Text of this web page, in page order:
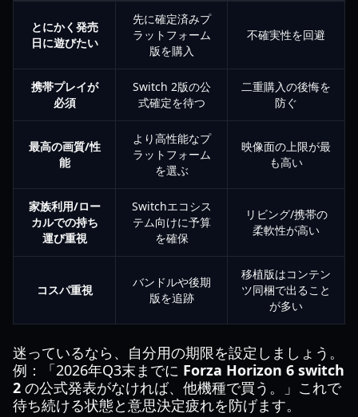
とにかく発売
日に遊びたい
先に確定済みプ
ラットフォーム
版を購入
不確実性を回避
携帯プレイが
必須
Switch 2版の公
式確定を待つ
二重購入の後悔を
防ぐ
最高の画質/性
能
より高性能なプ
ラットフォーム
を選ぶ
映像面の上限が最
も高い
家族利用/ロー
カルでの持ち
運び重視
Switchエコシス
テム向けに予算
を確保
リビング/携帯の
柔軟性が高い
コスパ重視
バンドルや後期
版を追跡
移植版はコンテン
ツ同梱で出ること
が多い
迷っているなら、自分用の期限を設定しましょう。
例：「2026年Q3末までに Forza Horizon 6 switch
2 の公式発表がなければ、他機種で買う。」これで
待ち続ける状態と意思決定疲れを防げます。